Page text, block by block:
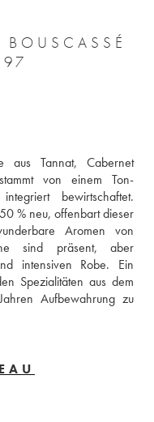
1997
aus Tannat, Cabernet
von einem Ton-
bewirtschaftet.
% neu, offenbart dieser
Aromen von
sind präsent, aber
intensiven Robe. Ein
Spezialitäten aus dem
Aufbewahrung zu